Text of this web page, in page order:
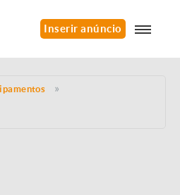
Inserir anúncio